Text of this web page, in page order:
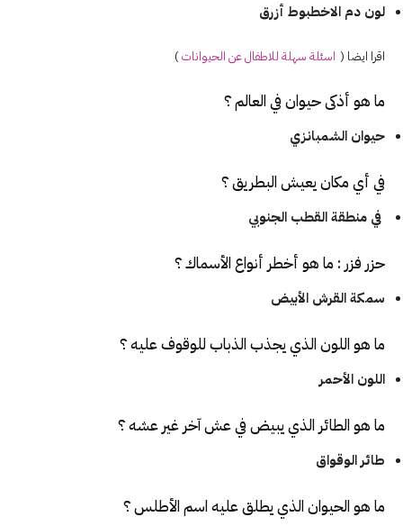
لون دم الاخطبوط أزرق
اقرا ايضا ( اسئلة سهلة للاطفال عن الحيوانات )
ما هو أذكى حيوان في العالم ؟
حيوان الشمبانزي
في أي مكان يعيش البطريق ؟
في منطقة القطب الجنوبي
حزر فزر : ما هو أخطر أنواع الأسماك ؟
سمكة القرش الأبيض
ما هو اللون الذي يجذب الذباب للوقوف عليه ؟
اللون الأحمر
ما هو الطائر الذي يبيض في عش آخر غير عشه ؟
طائر الوقواق
ما هو الحيوان الذي يطلق عليه اسم الأطلس ؟